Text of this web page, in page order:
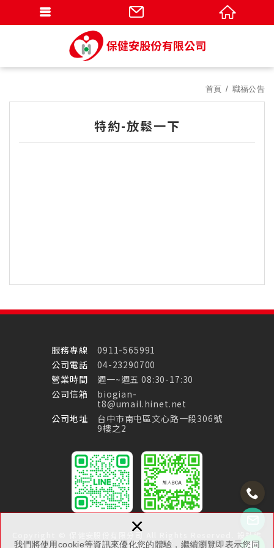
我們將使用cookie等資訊來優化您的體驗，繼續瀏覽即表示您同
×
首頁 職福公告
特約-放鬆一下
服務專線
0911-565991
公司電話
04-23290700
營業時間
週一~週五 08:30-17:30
公司信箱
biogian-
t8@umail.hinet.net
公司地址
台中市南屯區文心路一段306號
9樓之2
Copyright © 保健安股份有限分司 All Rights Reserved.
護：多米諾網頁設計